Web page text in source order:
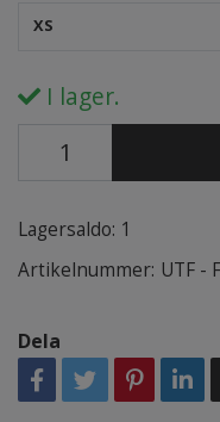
XS
I lager.
Lagersaldo: 1
Artikelnummer: UTF -
Dela